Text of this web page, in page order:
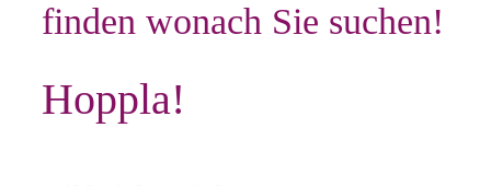
finden wonach Sie suchen!
Hoppla!